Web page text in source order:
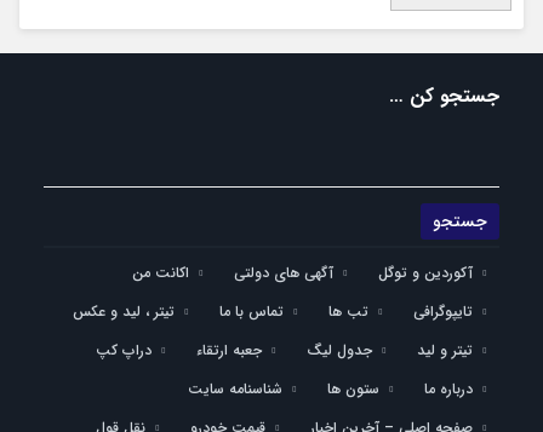
جستجو کن …
آکوردین و توگل آگهی های دولتی
اکانت من
تایپوگرافی
تب ها تماس با ما
تیتر ، لید و عکس
تیتر و لید
جدول لیگ جعبه ارتقاء
دراپ کپ
درباره ما
ستون ها
شناسنامه سایت